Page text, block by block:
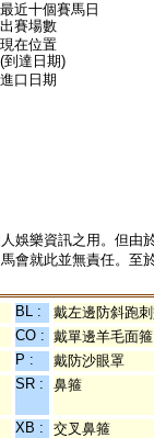
最近十個賽馬日
出賽場數
現在位置
(到達日期)
進口日期
娛樂資訊之用。但
會就此並無責任。至
BL :
戴左邊防斜跑
CO : 戴單邊羊毛面箍
P :
戴防沙眼罩
SR : 鼻箍
XB :
交叉鼻箍